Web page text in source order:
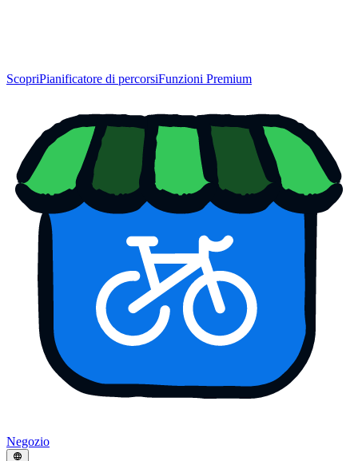
ScopriPianificatore di percorsiFunzioni Premium
Negozio